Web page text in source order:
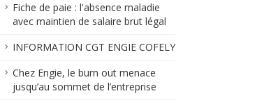
Fiche de paie : l'absence maladie
avec maintien de salaire brut légal
INFORMATION CGT ENGIE COFELY
Chez Engie, le burn out menace
jusqu’au sommet de l’entreprise